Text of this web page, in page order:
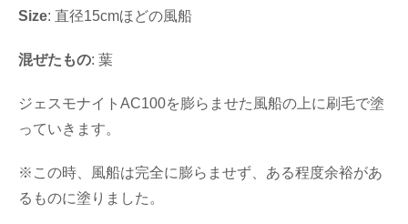
Size: 直径15cmほどの風船
混ぜたもの: 葉
ジェスモナイトAC100を膨らませた風船の上に刷毛で塗
っていきます。
※この時、風船は完全に膨らませず、ある程度余裕があ
るものに塗りました。